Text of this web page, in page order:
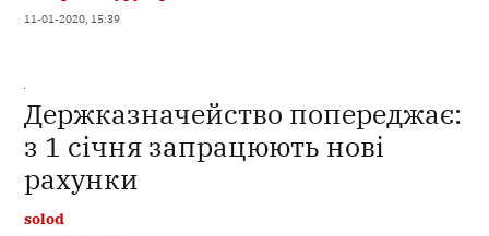
11-01-2020, 15:39
Держказначейство попереджає:
з 1 січня запрацюють нові
рахунки
solod